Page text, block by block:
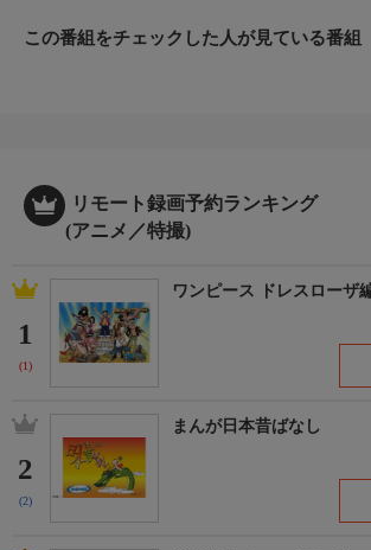
この番組をチェックした人が見ている番組
リモート録画予約ランキング
(アニメ／特撮)
1
(1)
ワンピース ドレスローザ
2
(2)
まんが日本昔ばなし